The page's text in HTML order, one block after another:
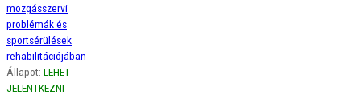
mozgásszervi
problémák és
sportsérülések
rehabilitációjában
Állapot: LEHET
JELENTKEZNI